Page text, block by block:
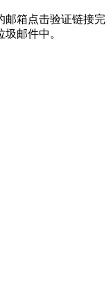
邮箱点击验证链接完
邮件中。